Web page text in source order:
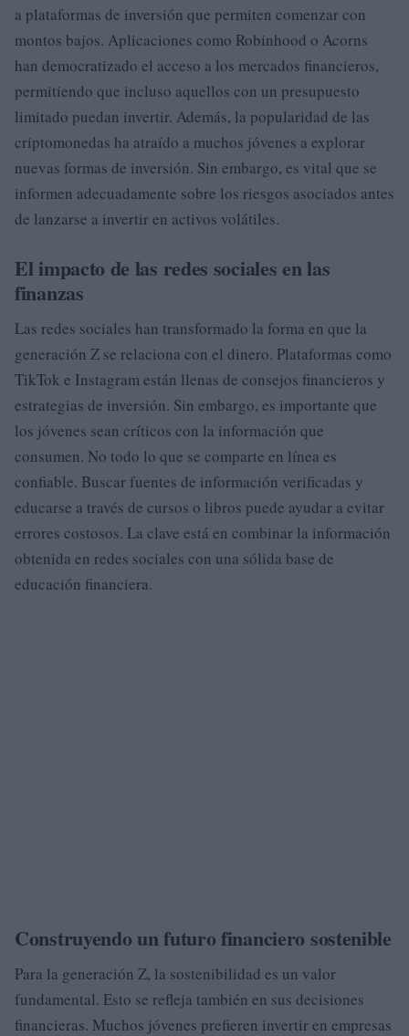
a plataformas de inversión que permiten comenzar con
montos bajos. Aplicaciones como Robinhood o Acorns
han democratizado el acceso a los mercados financieros,
permitiendo que incluso aquellos con un presupuesto
limitado puedan invertir. Además, la popularidad de las
criptomonedas ha atraído a muchos jóvenes a explorar
nuevas formas de inversión. Sin embargo, es vital que se
informen adecuadamente sobre los riesgos asociados antes
de lanzarse a invertir en activos volátiles.
El impacto de las redes sociales en las
finanzas
Las redes sociales han transformado la forma en que la
generación Z se relaciona con el dinero. Plataformas como
TikTok e Instagram están llenas de consejos financieros y
estrategias de inversión. Sin embargo, es importante que
los jóvenes sean críticos con la información que
consumen. No todo lo que se comparte en línea es
confiable. Buscar fuentes de información verificadas y
educarse a través de cursos o libros puede ayudar a evitar
errores costosos. La clave está en combinar la información
obtenida en redes sociales con una sólida base de
educación financiera.
Construyendo un futuro financiero sostenible
Para la generación Z, la sostenibilidad es un valor
fundamental. Esto se refleja también en sus decisiones
financieras. Muchos jóvenes prefieren invertir en empresas